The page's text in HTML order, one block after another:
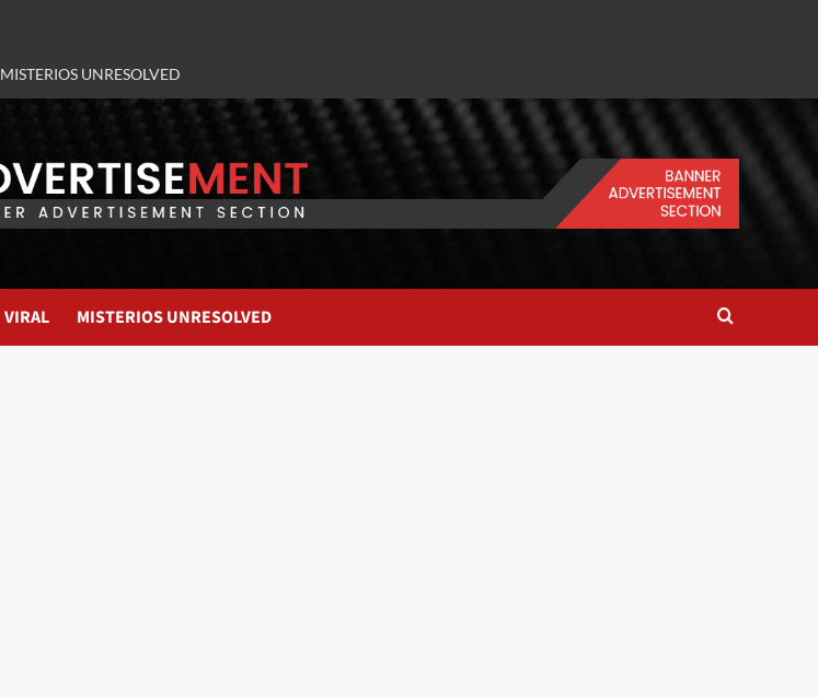
MISTERIOS UNRESOLVED
VIRAL MISTERIOS UNRESOLVED